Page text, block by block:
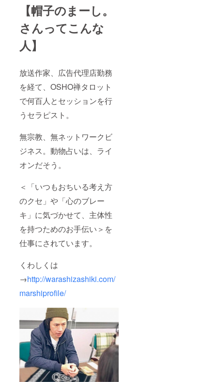
【帽子のまーし。
さんってこんな
人】
放送作家、広告代理店勤務
を経て、OSHO禅タロット
で何百人とセッションを行
うセラピスト。
無宗教、無ネットワークビ
ジネス。動物占いは、ライ
オンだそう。
＜「いつもおちいる考え方
のクセ」や「心のブレー
キ」に気づかせて、主体性
を持つためのお手伝い＞を
仕事にされています。
くわしくは
→http://warashizashiki.com/
marshiprofile/